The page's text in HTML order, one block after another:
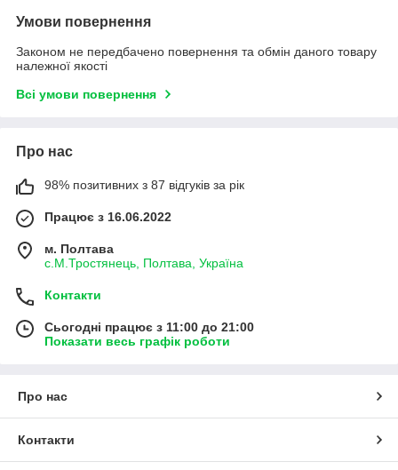
Умови повернення
Законом не передбачено повернення та обмін даного товару
належної якості
Всі умови повернення
Про нас
98% позитивних з 87 відгуків за рік
Працює з 16.06.2022
м. Полтава
с.М.Тростянець, Полтава, Україна
Контакти
Сьогодні працює з 11:00 до 21:00
Показати весь графік роботи
Про нас
Контакти